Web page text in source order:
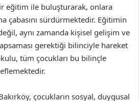
eğitim ile buluşturarak, onlara
çabasını sürdürmektedir. Eğitimin
aynı zamanda kişisel gelişim ve
gerektiği bilinciyle hareket
tüm çocukları bu bilinçle
çocukların sosyal, duygusal